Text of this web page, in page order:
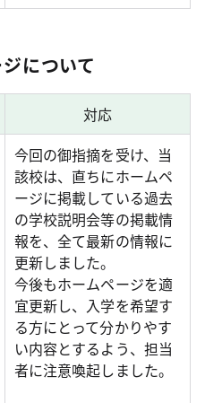
について
対応
今回の御指摘を受け、当
該校は、直ちにホームペ
ージに掲載している過去
の学校説明会等の掲載情
報を、全て最新の情報に
更新しました。
今後もホームページを適
宜更新し、入学を希望す
る方にとって分かりやす
い内容とするよう、担当
者に注意喚起しました。